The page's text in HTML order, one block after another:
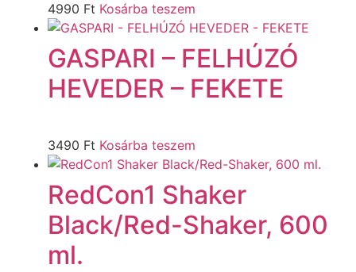
4990 Ft Kosárba teszem
GASPARI – FELHÚZÓ
HEVEDER – FEKETE
3490 Ft Kosárba teszem
RedCon1 Shaker
Black/Red-Shaker, 600
ml.